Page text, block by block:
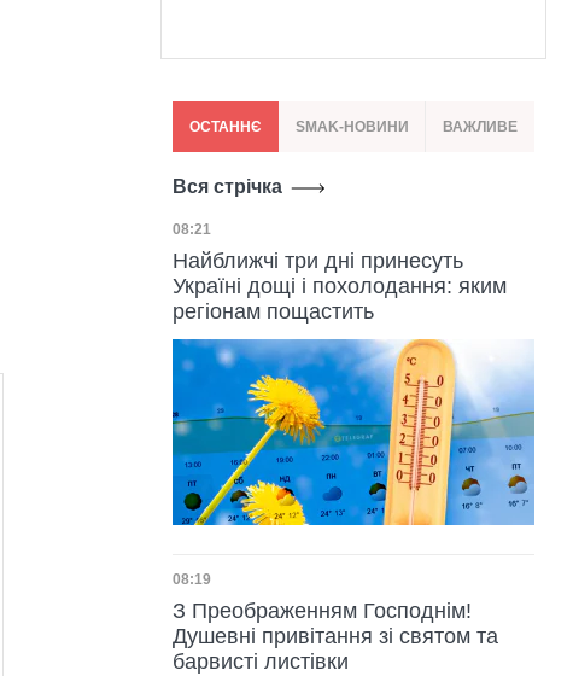
ОСТАННЄ SMAK-НОВИНИ ВАЖЛИВЕ
Вся стрічка
Дата публікації
08:21
Найближчі три дні принесуть
Україні дощі і похолодання: яким
регіонам пощастить
Дата публікації
08:19
З Преображенням Господнім!
Душевні привітання зі святом та
барвисті листівки